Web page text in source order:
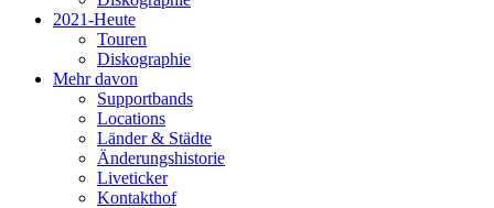
2021-Heute
Touren
Diskographie
Mehr davon
Supportbands
Locations
Länder & Städte
Änderungshistorie
Liveticker
Kontakthof